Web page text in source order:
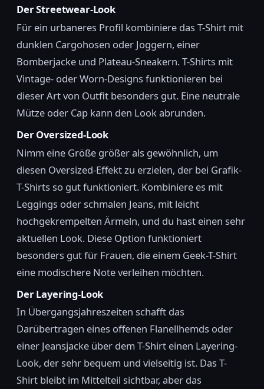
Der Streetwear-Look
Für ein urbaneres Profil kombiniere das T-Shirt mit
dunklen Cargohosen oder Joggern, einer
Bomberjacke und Plateau-Sneakern. T-Shirts mit
Vintage- oder Worn-Designs funktionieren bei
dieser Art von Outfit besonders gut. Eine neutrale
Mütze oder Cap kann den Look abrunden.
Der Oversized-Look
Nimm eine Größe größer als gewöhnlich, um
diesen Oversized-Effekt zu erzielen, der bei Grafik-
T-Shirts so gut funktioniert. Kombiniere es mit
Leggings oder schmalen Jeans, mit leicht
hochgekrempelten Ärmeln, und du hast einen sehr
aktuellen Look. Diese Option funktioniert
besonders gut für Frauen, die einem Geek-T-Shirt
eine modischere Note verleihen möchten.
Der Layering-Look
In Übergangsjahreszeiten schafft das
Darübertragen eines offenen Flanellhemds oder
einer Jeansjacke über dem T-Shirt einen Layering-
Look, der sehr bequem und vielseitig ist. Das T-
Shirt bleibt im Mittelteil sichtbar, aber das